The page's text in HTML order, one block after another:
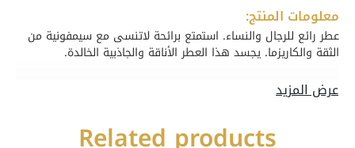
معلومات المنتج:
عطر رائع للرجال والنساء. استمتع برائحة لاتنسى مع سيمفونية من
الثقة والكاريزما. يجسد هذا العطر الأناقة والجاذبية الخالدة.
Related products